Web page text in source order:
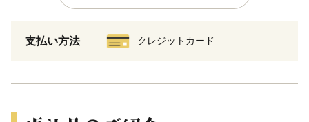
支払い方法 クレジットカード